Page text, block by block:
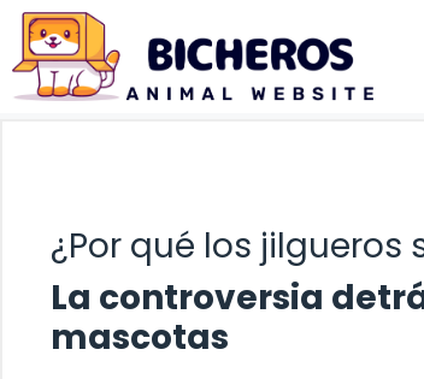
Saltar
contenido
¿Por qué los
La controversia
mascotas